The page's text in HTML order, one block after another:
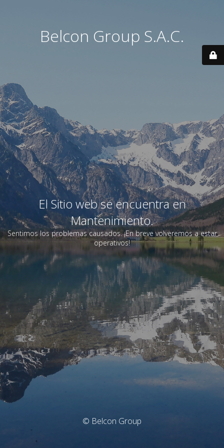
Belcon Group S.A.C.
El Sitio web se encuentra en
Mantenimiento.
Sentimos los problemas causados. ¡En breve volveremos a estar
operativos!
© Belcon Group